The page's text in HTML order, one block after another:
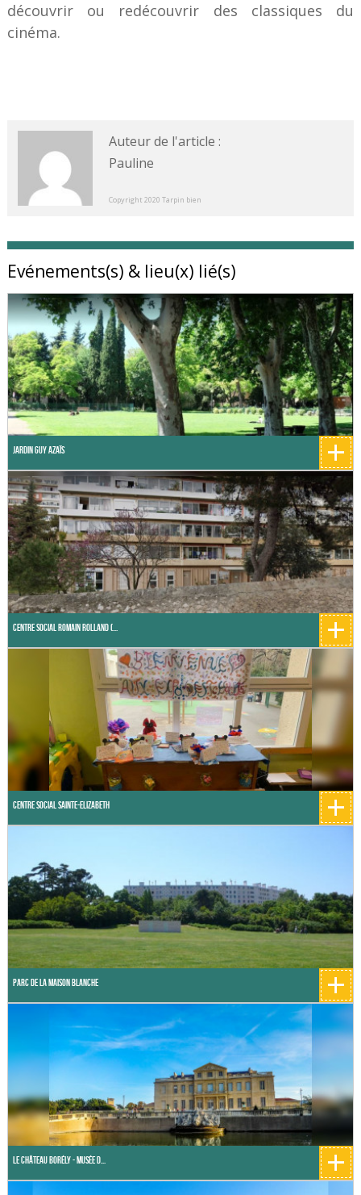
découvrir ou redécouvrir des classiques du
cinéma.
Auteur de l'article :
Pauline
Copyright 2020 Tarpin bien
Evénements(s) & lieu(x) lié(s)
Jardin Guy Azaïs +
Centre Social Romain Rolland (... +
Centre Social Sainte-Elizabeth +
Parc de la Maison Blanche +
Le château Borély - Musée d... +